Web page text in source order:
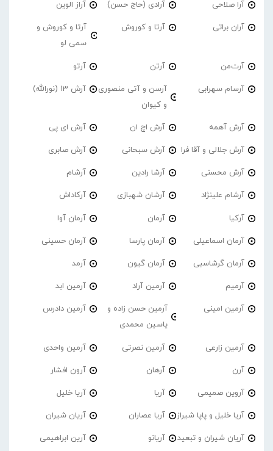
آرا صلاحی آرادی (حاج حسن) آراز الوین
آران براتی آرتا و کوروش
آرتا و کوروش و
سمی لو
آرت‌من آرتن آرتو
آرسام سهرابی
آرسن و آتی منصوری
و کیوان
آرش 13 (نورالله)
آرش آهمه آرش اچ ان آرش ای پی
آرش جلالی و آقا فرا آرش سبحانی آرش صابری
آرش محسنی آرشا رادین آرشام
آرشام علینژاد آرشان شهبازی آرکاداش
آرکیا آرمان آرمان آوا
آرمان اسماعیلی آرمان پارسا آرمان حسینی
آرمان گرشاسبی آرمان گیون آرمد
آرمیم آرمین آراد آرمین ابد
آرمین امینی
آرمین حسن زاده و
یاسین محمدی
آرمین دادرس
آرمین زارعی آرمین نصرتی آرمین واحدی
آرن آرهان آرون افشار
آروین صمیمی آریا آریا خلیل
آریا خلیل و پاپا شیراز آریا عصاران آریان شیران
آریان شیران و تبعید آریانو آرین ابراهیمی